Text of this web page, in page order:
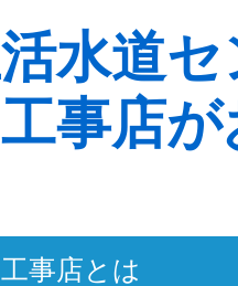
水道
工事店が
事店とは